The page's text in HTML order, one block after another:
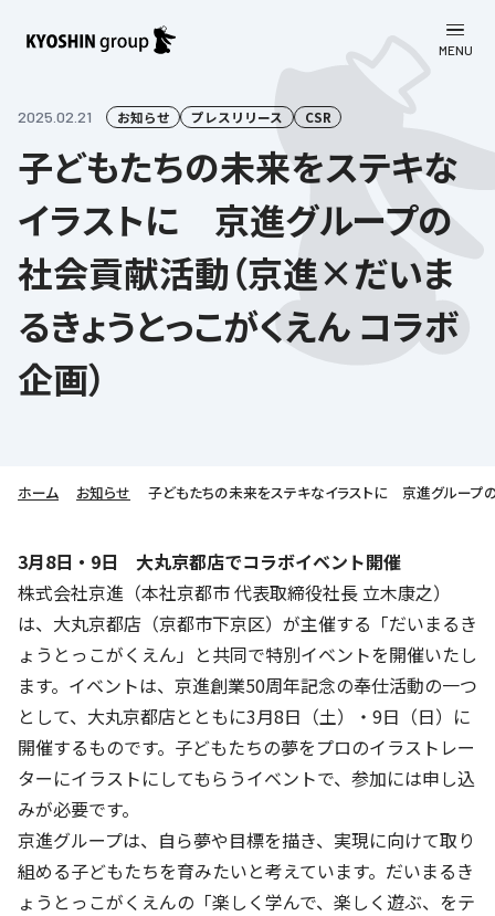
MENU
会社案内
会社案内
企業理念
教育理念
社長挨拶
沿革
本社所在地
京進グループが目指す姿
子会社および関係会社
フランチャイズ事業
ソーシャルメディア公式アカウント
事業一覧
学習塾
学びの成果
学習塾について
京進グループの事業所
京進グループについて
サステナビリティ
お客さま満足度向上の取り組み
人材育成の取り組み
社会貢献活動
ミャンマーへの支援活動
オリジナルバッグプロジェクト
清華・京進発展フォーラム
立木奨学金
価値創造の取り組み
DX（デジタル変革）
DXビジョン・DX戦略
株主・投資家向け情報
株主・投資家向け情報
株主・投資家の皆さまへ
連結業績・財務
IRライブラリー
ディスクロージャーポリシー
よくあるご質問
免責事項
IRお問合せ
採用情報
新卒採用情報
新卒採用デジタルパンフレット
中途採用
講師（アルバイト）募集
保育事業 採用
日本語教育事業 採用
介護事業 採用
利用規約
特別警報発令時の授業について
Copyright © KYOSHIN Co., Ltd. All rights reserved.
2025.02.21 お知らせ プレスリリース CSR
子どもたちの未来をステキな
イラストに 京進グループの
社会貢献活動（京進×だいま
るきょうとっこがくえん コラボ
企画）
ホーム お知らせ 子どもたちの未来をステキなイラストに 京進グループ
3月8日・9日 大丸京都店でコラボイベント開催
株式会社京進（本社京都市 代表取締役社長 立木康之）
は、大丸京都店（京都市下京区）が主催する「だいまるき
ょうとっこがくえん」と共同で特別イベントを開催いたし
ます。イベントは、京進創業50周年記念の奉仕活動の一つ
として、大丸京都店とともに3月8日（土）・9日（日）に
開催するものです。子どもたちの夢をプロのイラストレー
ターにイラストにしてもらうイベントで、参加には申し込
みが必要です。
京進グループは、自ら夢や目標を描き、実現に向けて取り
組める子どもたちを育みたいと考えています。だいまるき
ょうとっこがくえんの「楽しく学んで、楽しく遊ぶ、をテ